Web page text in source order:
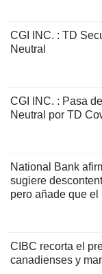
CGI INC. : TD
Neutral
CGI INC. : Pasa
Neutral por TD
National Bank
sugiere
pero añade que
CIBC recorta el
canadienses y